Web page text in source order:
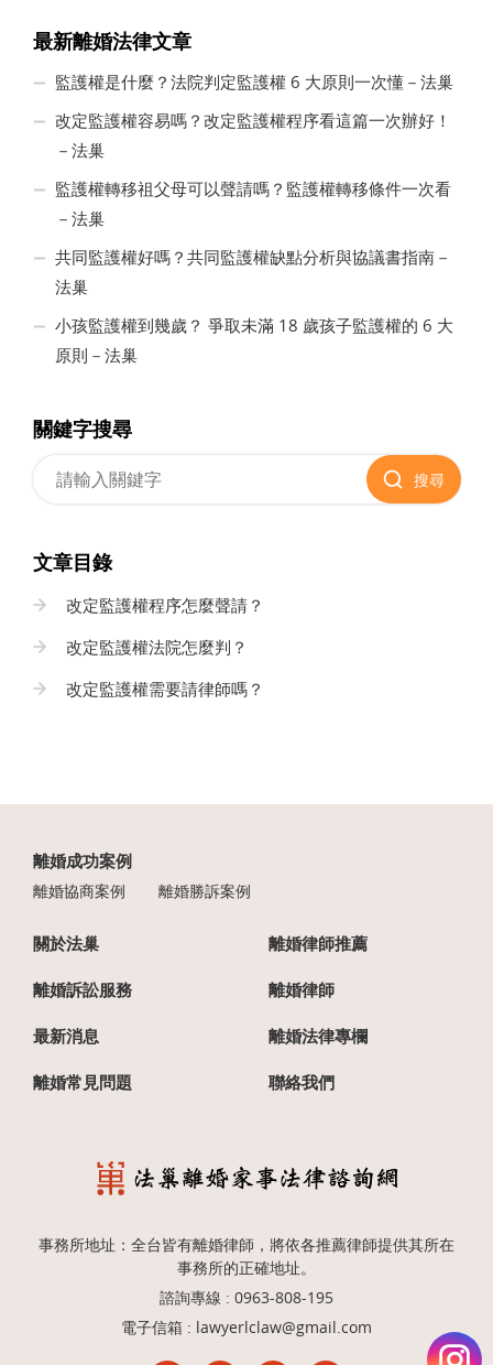
最新離婚法律文章
監護權是什麼？法院判定監護權 6 大原則一次懂－法巢
改定監護權容易嗎？改定監護權程序看這篇一次辦好！
－法巢
監護權轉移祖父母可以聲請嗎？監護權轉移條件一次看
－法巢
共同監護權好嗎？共同監護權缺點分析與協議書指南－
法巢
小孩監護權到幾歲？ 爭取未滿 18 歲孩子監護權的 6 大
原則－法巢
關鍵字搜尋
搜尋
文章目錄
改定監護權程序怎麼聲請？
改定監護權法院怎麼判？
改定監護權需要請律師嗎？
離婚成功案例
離婚協商案例 離婚勝訴案例
關於法巢 離婚律師推薦
離婚訴訟服務 離婚律師
最新消息 離婚法律專欄
離婚常見問題 聯絡我們
事務所地址：全台皆有離婚律師，將依各推薦律師提供其所在
事務所的正確地址。
諮詢專線 : 0963-808-195
電子信箱 : lawyerlclaw@gmail.com